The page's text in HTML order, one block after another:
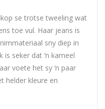
se trotse tweeling wat
toe vul. Haar jeans is
sny diep in
seker dat ‘n kameel
voete het sy ‘n paar
helder kleure en